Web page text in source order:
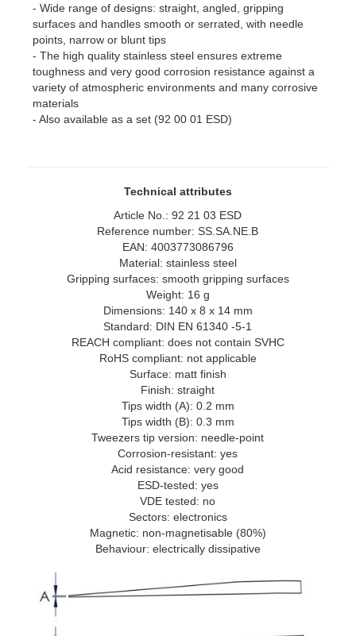
- Wide range of designs: straight, angled, gripping
surfaces and handles smooth or serrated, with needle
points, narrow or blunt tips
- The high quality stainless steel ensures extreme
toughness and very good corrosion resistance against a
variety of atmospheric environments and many corrosive
materials
- Also available as a set (92 00 01 ESD)
Technical attributes
Article No.: 92 21 03 ESD
Reference number: SS.SA.NE.B
EAN: 4003773086796
Material: stainless steel
Gripping surfaces: smooth gripping surfaces
Weight: 16 g
Dimensions: 140 x 8 x 14 mm
Standard: DIN EN 61340 -5-1
REACH compliant: does not contain SVHC
RoHS compliant: not applicable
Surface: matt finish
Finish: straight
Tips width (A): 0.2 mm
Tips width (B): 0.3 mm
Tweezers tip version: needle-point
Corrosion-resistant: yes
Acid resistance: very good
ESD-tested: yes
VDE tested: no
Sectors: electronics
Magnetic: non-magnetisable (80%)
Behaviour: electrically dissipative